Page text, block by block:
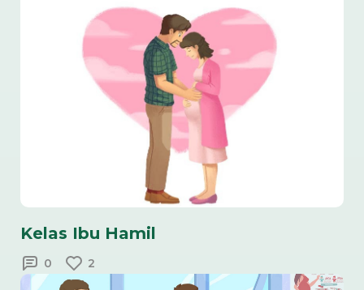
Kelas Ibu Hamil
0 2